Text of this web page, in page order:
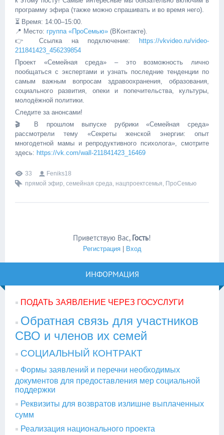
программу эфира (также можно спрашивать и во время него).
⏳ Время: 14:00–15:00.
📍 Место: группа «ПроСемью» (ВКонтакте).
👉 Ссылка на подключение:
https://vkvideo.ru/video-
211841423_456239854
Проект «Семейная среда» – это возможность лично
пообщаться с экспертами и узнать последние тенденции по
самым важным вопросам здравоохранения, образования,
социального развития, опеки и попечительства, культуры,
молодёжной политики.
Следите за анонсами!
🎬 В прошлом выпуске рубрики «Семейная среда»
рассмотрели тему «Секреты женской энергии: опыт
многодетной мамы и репродуктивного психолога», смотрите
здесь: https://vk.com/wall-211841423_16469
33
Feniks18
прямой эфир, семейная среда, нацпроектсемья, ПроСемью
Приветствую Вас, Гость!
Регистрация| Вход
ИНФОРМАЦИЯ
ПОДАТЬ ЗАЯВЛЕНИЕ ЧЕРЕЗ ГОСУСЛУГИ
Обратная связь для участников
СВО и членов их семей
СОЦИАЛЬНЫЙ КОНТРАКТ
Формы заявлений и перечни необходимых
документов для предоставления мер социальной
поддержки
Реквизиты для возвратов излишне выплаченных
сумм
Реализация национального проекта